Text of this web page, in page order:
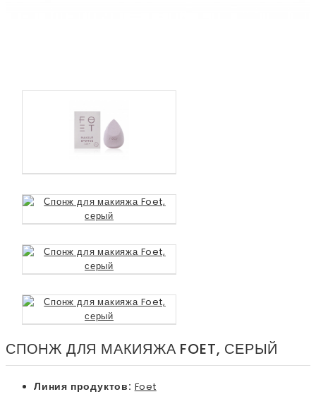
СПОНЖ ДЛЯ МАКИЯЖА FOET, СЕРЫЙ
Линия продуктов: Foet